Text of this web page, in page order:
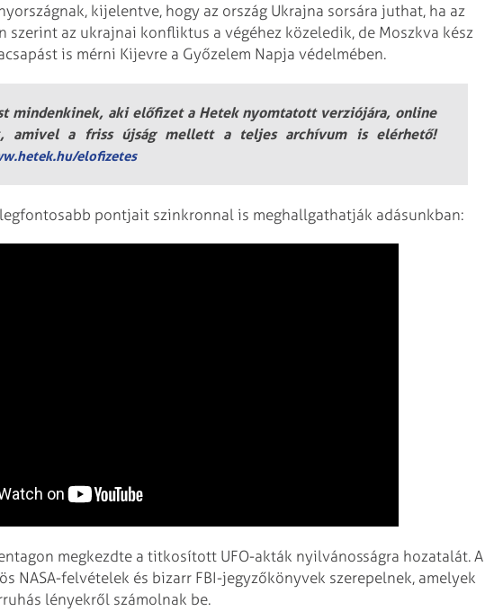
kijelentve, hogy az ország Ukrajna sorsára juthat, ha az
szerint az ukrajnai konfliktus a végéhez közeledik, de Moszkva kész
is mérni Kijevre a Győzelem Napja védelmében.
mindenkinek, aki előfizet a Hetek nyomtatott verziójára, online
amivel a friss újság mellett a teljes archívum is elérhető!
elofizetes
pontjait szinkronnal is meghallgathatják adásunkban:
megkezdte a titkosított UFO-akták nyilvánosságra hozatalát. A
NASA-felvételek és bizarr FBI-jegyzőkönyvek szerepelnek, amelyek
lényekről számolnak be.